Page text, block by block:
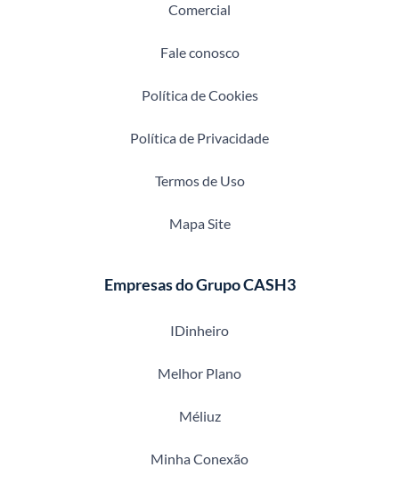
Comercial
Fale conosco
Política de Cookies
Política de Privacidade
Termos de Uso
Mapa Site
Empresas do Grupo CASH3
IDinheiro
Melhor Plano
Méliuz
Minha Conexão